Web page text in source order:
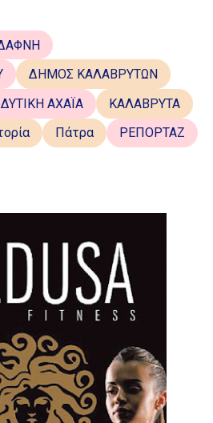
ΔΗΜΟΣ ΚΑΛΑΒΡΥΤΩΝ
ΔΥΤΙΚΗ ΑΧΑΪΑ
ΚΑΛΑΒΡΥΤΑ
Πάτρα
ΡΕΠΟΡΤΑΖ